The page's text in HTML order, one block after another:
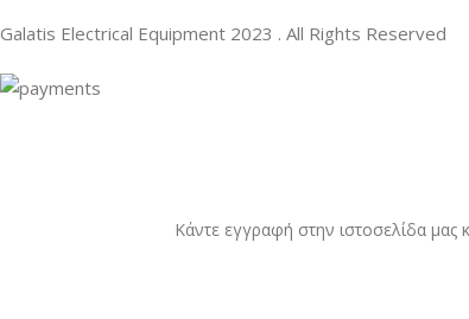
Galatis Electrical Equipment 2023 . All Rights Reserved
Κάντε εγγραφή στην ιστοσελίδα μας